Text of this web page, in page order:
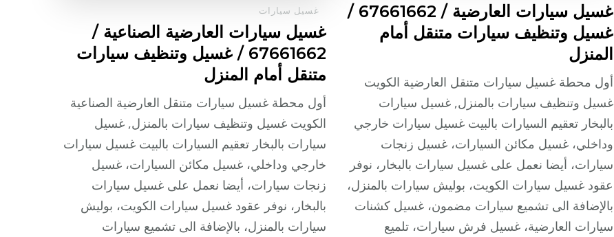
غسيل سيارات العارضية / 67661662 /
غسيل وتنظيف سيارات متنقل أمام
المنزل
أول محطة غسيل سيارات متنقل العارضية الكويت
غسيل وتنظيف سيارات بالمنزل, غسيل سيارات
بالبخار تعقيم السيارات بالبيت غسيل سيارات خارجي
وداخلي، غسيل مكائن السيارات، غسيل زنجات
سيارات، أيضا نعمل على غسيل سيارات بالبخار، نوفر
عقود غسيل سيارات الكويت، بوليش سيارات بالمنزل،
بالإضافة الى تشميع سيارات مضمون، غسيل كشنات
سيارات العارضية، غسيل فرش سيارات، تلميع
غسيل سيارات
غسيل سيارات العارضية الصناعية /
67661662 / غسيل وتنظيف سيارات
متنقل أمام المنزل
أول محطة غسيل سيارات متنقل العارضية الصناعية
الكويت غسيل وتنظيف سيارات بالمنزل, غسيل
سيارات بالبخار تعقيم السيارات بالبيت غسيل سيارات
خارجي وداخلي، غسيل مكائن السيارات، غسيل
زنجات سيارات، أيضا نعمل على غسيل سيارات
بالبخار، نوفر عقود غسيل سيارات الكويت، بوليش
سيارات بالمنزل، بالإضافة الى تشميع سيارات